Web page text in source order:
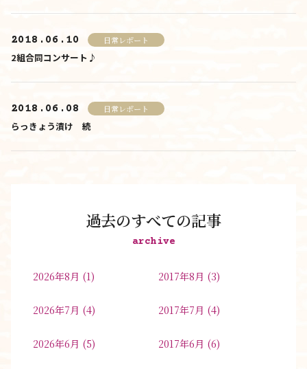
お問合せ
2018.06.10 日常レポート
2組合同コンサート♪
2018.06.08 日常レポート
らっきょう漬け 続
過去のすべての記事
archive
2026年8月 (1)
2026年7月 (4)
2026年6月 (5)
2017年8月 (3)
2017年7月 (4)
2017年6月 (6)